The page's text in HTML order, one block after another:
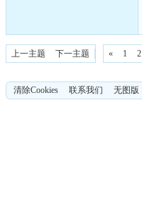
上一主题 下一主题 « 1 2
清除Cookies 联系我们 无图版